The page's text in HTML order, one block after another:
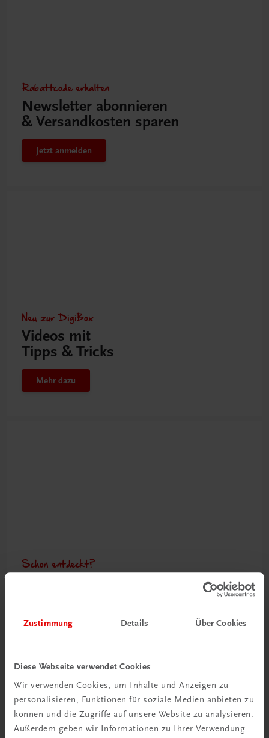
Zustimmung Details Über Cookies
Diese Webseite verwendet Cookies
Wir verwenden Cookies, um Inhalte und Anzeigen zu
personalisieren, Funktionen für soziale Medien anbieten zu
können und die Zugriffe auf unsere Website zu analysieren.
Außerdem geben wir Informationen zu Ihrer Verwendung
Rabattcode erhalten
Newsletter abonnieren
& Versandkosten sparen
Jetzt anmelden
Neu zur DigiBox
Videos mit
Tipps & Tricks
Mehr dazu
Schon entdeckt?